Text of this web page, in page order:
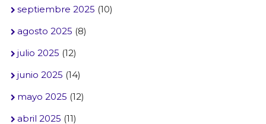
septiembre 2025 (10)
agosto 2025 (8)
julio 2025 (12)
junio 2025 (14)
mayo 2025 (12)
abril 2025 (11)